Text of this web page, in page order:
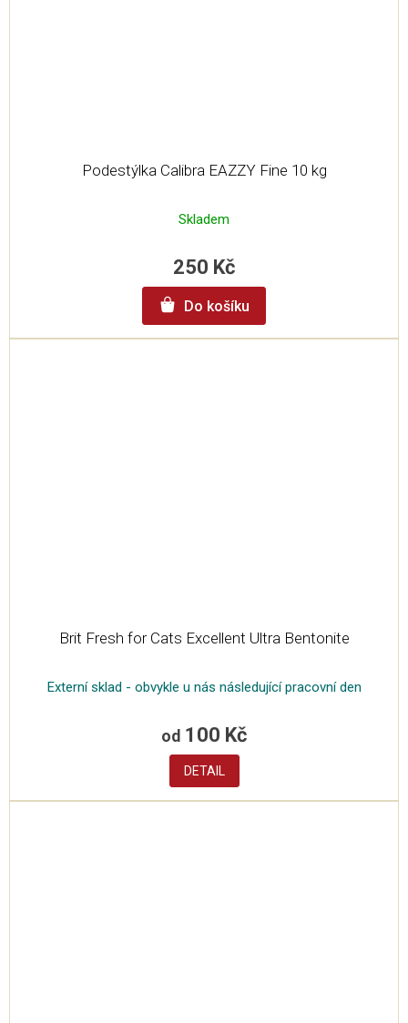
Podestýlka Calibra EAZZY Fine 10 kg
Skladem
250 Kč
Do košíku
Brit Fresh for Cats Excellent Ultra Bentonite
Externí sklad - obvykle u nás následující pracovní den
od 100 Kč
DETAIL